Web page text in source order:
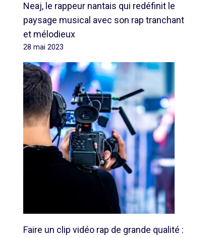
Neaj, le rappeur nantais qui redéfinit le
paysage musical avec son rap tranchant
et mélodieux
28 mai 2023
Faire un clip vidéo rap de grande qualité :